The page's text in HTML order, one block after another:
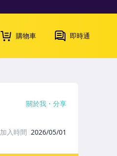
購物車 即時通
關於我 分享
加入時間 2026/05/01